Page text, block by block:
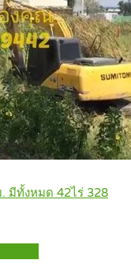
มีทั้งหมด 42ไร่ 328